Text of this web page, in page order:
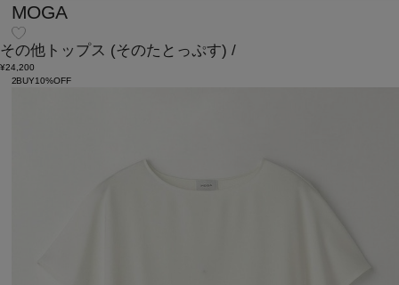
MOGA
その他トップス (そのたとっぷす) /
¥24,200
2BUY10%OFF